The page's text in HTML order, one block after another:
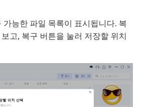
가능한 파일 목록이 표시됩니다. 복
고, 복구 버튼을 눌러 저장할 위치